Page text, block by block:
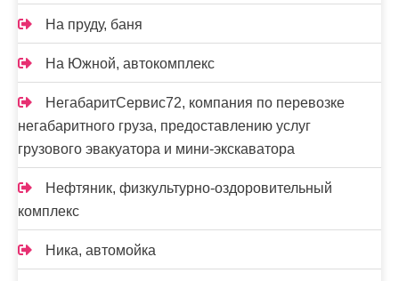
На пруду, баня
На Южной, автокомплекс
НегабаритСервис72, компания по перевозке
негабаритного груза, предоставлению услуг
грузового эвакуатора и мини-экскаватора
Нефтяник, физкультурно-оздоровительный
комплекс
Ника, автомойка